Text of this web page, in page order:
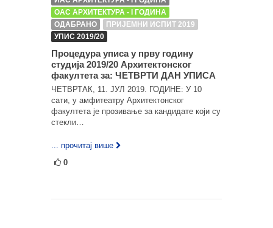
ОАС АРХИТЕКТУРА - I ГОДИНА
ОДАБРАНО
ПРИЈЕМНИ ИСПИТ 2019
УПИС 2019/20
Процедура уписа у прву годину
студија 2019/20 Архитектонског
факултета за: ЧЕТВРТИ ДАН УПИСА
ЧЕТВРТАК, 11. ЈУЛ 2019. ГОДИНЕ: У 10
сати, у амфитеатру Архитектонског
факултета је прозивање за кандидате који су
стекли…
... прочитај више
0